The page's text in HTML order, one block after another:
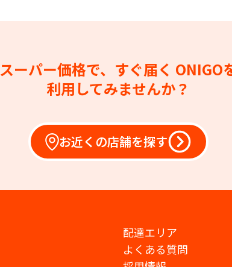
スーパー価格で、すぐ届く ONIGO
利用してみませんか？
お近くの店舗を探す
配達エリア
よくある質問